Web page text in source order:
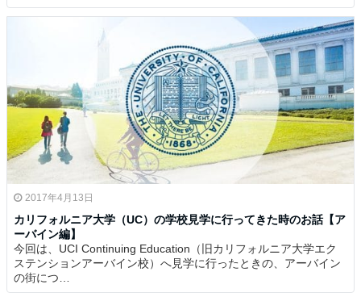
2017年4月13日
カリフォルニア大学（UC）の学校見学に行ってきた時のお話【ア
ーバイン編】
今回は、UCI Continuing Education（旧カリフォルニア大学エク
ステンションアーバイン校）へ見学に行ったときの、アーバイン
の街につ…